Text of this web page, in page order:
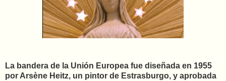
La bandera de la Unión Europea fue diseñada en 1955
por Arsène Heitz, un pintor de Estrasburgo, y aprobada